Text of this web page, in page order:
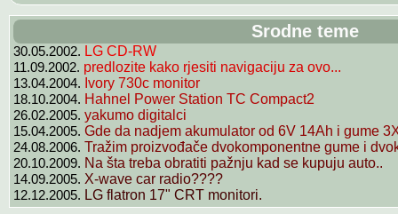
Srodne teme
30.05.2002. LG CD-RW
11.09.2002. predlozite kako rjesiti navigaciju za ovo...
13.04.2004. Ivory 730c monitor
18.10.2004. Hahnel Power Station TC Compact2
26.02.2005. yakumo digitalci
15.04.2005. Gde da nadjem akumulator od 6V 14Ah i gume
24.08.2006. Tražim proizvođače dvokomponentne gume i
20.10.2009. Na šta treba obratiti pažnju kad se kupuju auto..
14.09.2005. X-wave car radio????
12.12.2005. LG flatron 17" CRT monitori.